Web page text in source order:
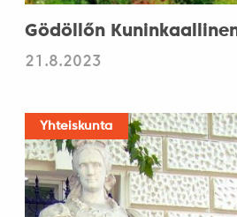
Gödöllőn
21.8.2023
Yhteiskunta